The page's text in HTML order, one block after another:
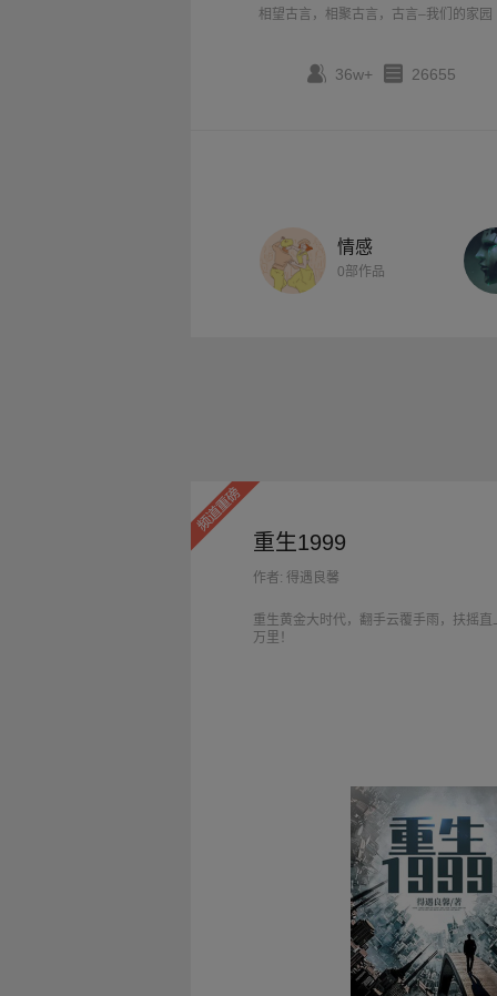
相望古言，相聚古言，古言–我们的家园
36w+ 26655
情感
0部作品
重生1999
作者: 得遇良馨
重生黄金大时代，翻手云覆手雨，扶摇直
万里！